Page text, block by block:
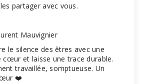
partager avec vous.
Mauvignier
le silence des êtres avec une
cœur et laisse une trace durable.
travaillée, somptueuse. Un
❤️